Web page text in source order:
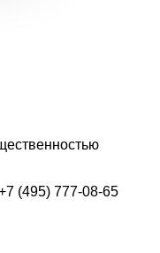
(495) 777-08-65